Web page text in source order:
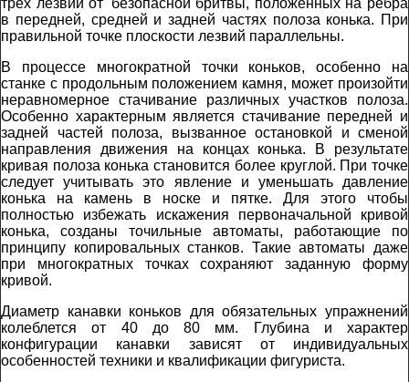
в передней, средней и задней частях полоза конька. При
правильной точке плоскости лезвий параллельны.
В процессе многократной точки коньков, особенно на
станке с продольным положением камня, может произойти
неравномерное стачивание различных участков полоза.
Особенно характерным является стачивание передней и
задней частей полоза, вызванное остановкой и сменой
направления движения на концах конька. В результате
кривая полоза конька становится более круглой. При точке
следует учитывать это явление и уменьшать давление
конька на камень в носке и пятке. Для этого чтобы
полностью избежать искажения первоначальной кривой
конька, созданы точильные автоматы, работающие по
принципу копировальных станков. Такие автоматы даже
при многократных точках сохраняют заданную форму
кривой.
Диаметр канавки коньков для обязательных упражнений
колеблется от 40 до 80 мм. Глубина и характер
конфигурации канавки зависят от индивидуальных
особенностей техники и квалификации фигуриста.